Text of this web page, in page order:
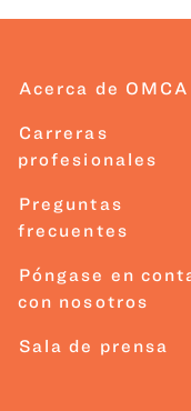
Acerca de OMCA
Carreras
profesionales
Preguntas
frecuentes
Póngase en
con nosotros
Sala de prensa